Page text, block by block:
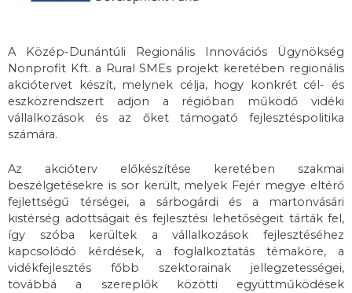
A Közép-Dunántúli Regionális Innovációs Ügynökség
Nonprofit Kft. a Rural SMEs projekt keretében regionális
akciótervet készít, melynek célja, hogy konkrét cél- és
eszközrendszert adjon a régióban működő vidéki
vállalkozások és az őket támogató fejlesztéspolitika
számára.
Az akcióterv előkészítése keretében szakmai
beszélgetésekre is sor került, melyek Fejér megye eltérő
fejlettségű térségei, a sárbogárdi és a martonvásári
kistérség adottságait és fejlesztési lehetőségeit tárták fel,
így szóba kerültek a vállalkozások fejlesztéséhez
kapcsolódó kérdések, a foglalkoztatás témaköre, a
vidékfejlesztés főbb szektorainak jellegzetességei,
továbbá a szereplők közötti együttműködések